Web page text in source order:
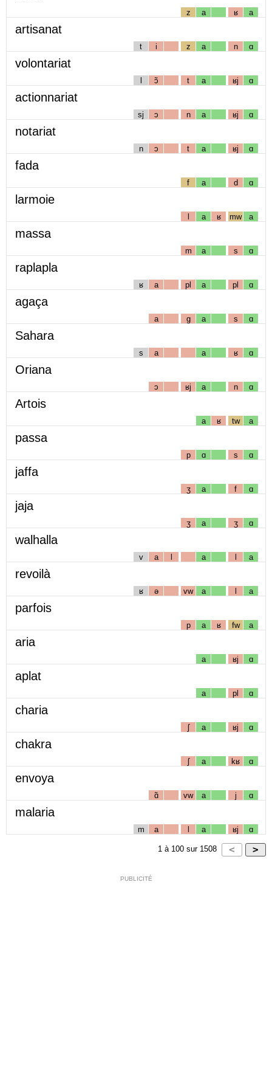
z a ʁ a
artisanat
t i z a n ɑ
volontariat
l ɔ̃ t a ʁj ɑ
actionnariat
sj ɔ n a ʁj ɑ
notariat
n ɔ t a ʁj ɑ
fada
f a d ɑ
larmoie
l a ʁ mw a
massa
m a s ɑ
raplapla
ʁ a pl a pl ɑ
agaça
a g a s ɑ
Sahara
s a a ʁ ɑ
Oriana
ɔ ʁj a n ɑ
Artois
a ʁ tw a
passa
p ɑ s ɑ
jaffa
ʒ a f ɑ
jaja
ʒ a ʒ ɑ
walhalla
v a l a l a
revoilà
ʁ ə vw a l a
parfois
p a ʁ fw a
aria
a ʁj ɑ
aplat
a pl ɑ
charia
ʃ a ʁj ɑ
chakra
ʃ a kʁ ɑ
envoya
ɑ̃ vw a j ɑ
malaria
m a l a ʁj ɑ
1 à 100 sur 1508
PUBLICITÉ